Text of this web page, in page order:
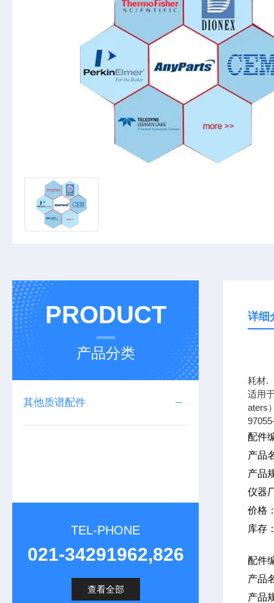
PRODUCT
产品分类
其他质谱配件
TEL-PHONE
021-34291962,826
查看全部
详细
耗材.
适用
aters
配件
产品
产品
仪器
价格
库存
配件
产品
产品